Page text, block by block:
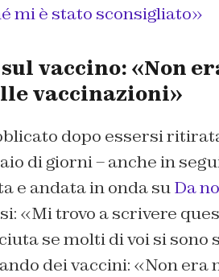
mi è stato sconsigliato»
vaccino: «Non
vaccinazioni»
dopo essersi
di giorni – anche in
e andata in onda suDa
«Mi trovo a scrivere
se molti di voi si sono
dei vaccini: «Non era